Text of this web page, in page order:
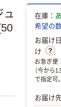
在庫：
希望の
お届け日
け
お急ぎ便
（今から
で指定可
お届け先